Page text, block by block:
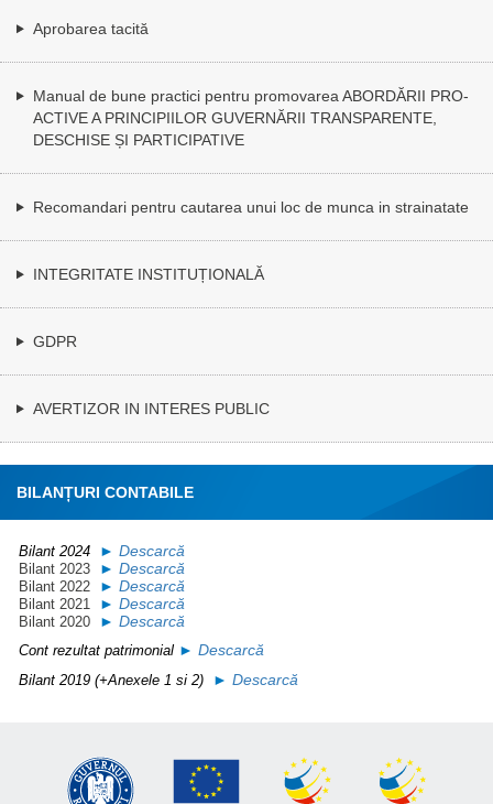
Aprobarea tacită
Manual de bune practici pentru promovarea ABORDĂRII PRO-
ACTIVE A PRINCIPIILOR GUVERNĂRII TRANSPARENTE,
DESCHISE ȘI PARTICIPATIVE
Recomandari pentru cautarea unui loc de munca in strainatate
INTEGRITATE INSTITUȚIONALĂ
GDPR
AVERTIZOR IN INTERES PUBLIC
BILANȚURI CONTABILE
Bilant 2024 ► Descarcă
Bilant 2023 ► Descarcă
Bilant 2022 ► Descarcă
Bilant 2021 ► Descarcă
Bilant 2020 ► Descarcă
Cont rezultat patrimonial ► Descarcă
Bilant 2019 (+Anexele 1 si 2) ► Descarcă